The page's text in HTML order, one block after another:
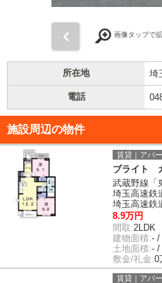
画像タップで
所在地 埼
電話
施設周辺の物件
賃貸｜アパ
ブライト
武蔵野線「
埼玉高速鉄
埼玉高速鉄
8.9万円
間取:2LDK
建物面積:- /
土地面積:- /
敷金/礼金:0
賃貸｜アパ